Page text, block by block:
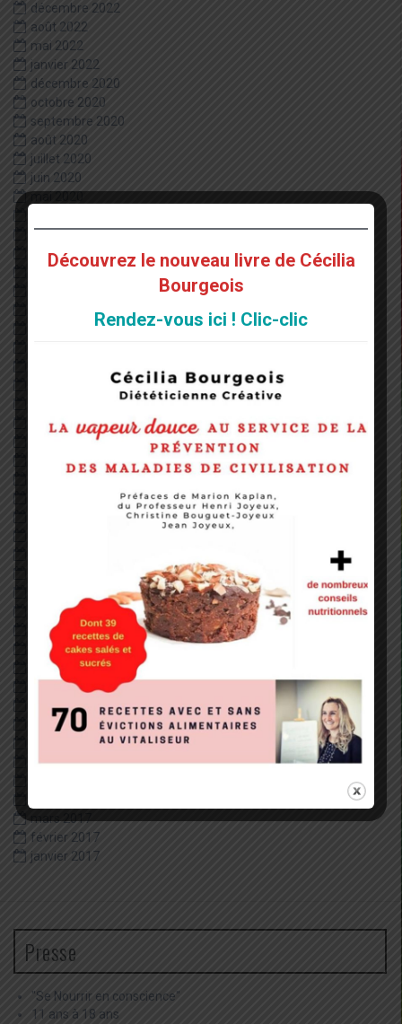
décembre 2022
août 2022
mai 2022
janvier 2022
décembre 2020
octobre 2020
septembre 2020
août 2020
juillet 2020
juin 2020
février 2020
janvier 2020
décembre 2018
novembre 2018
octobre 2018
février 2018
janvier 2018
décembre 2017
novembre 2017
octobre 2017
septembre 2017
août 2017
juin 2017
mars 2017
février 2017
janvier 2017
Presse
"Se Nourrir en conscience"
11 ans à 18 ans
Découvrez le nouveau livre de Cécilia
Bourgeois
Rendez-vous ici ! Clic-clic